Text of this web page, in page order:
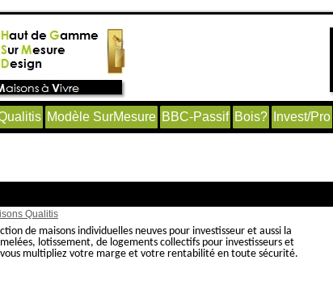
Modèle SurMesure BBC-Passif Bois? Invest/Pro
Qualitis
de maisons individuelles neuves pour investisseur et aussi la
lotissement, de logements collectifs pour investisseurs et
multipliez votre marge et votre rentabilité en toute sécurité.